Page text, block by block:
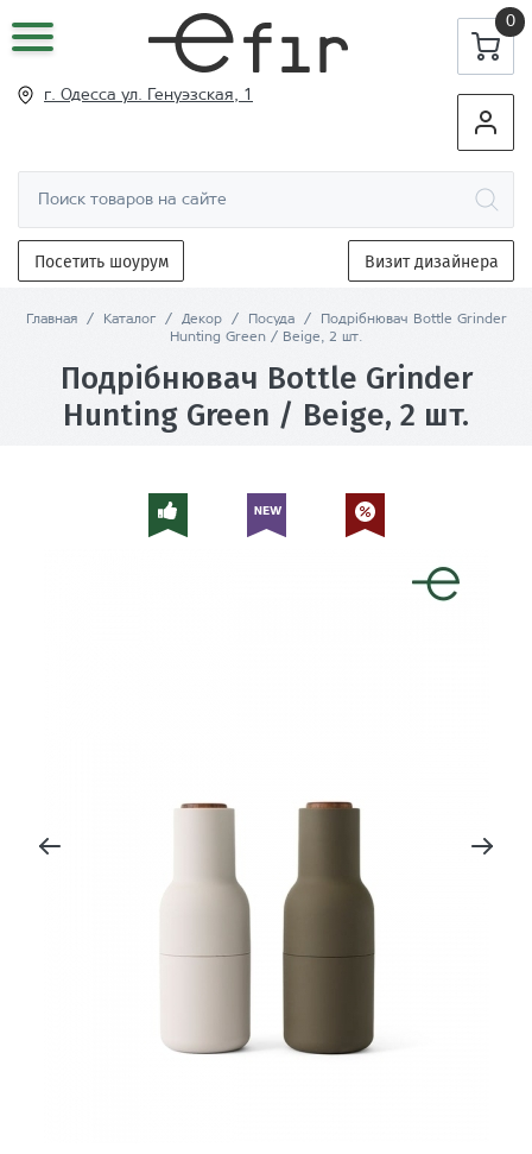
0
г. Одесса ул. Генуэзская, 1
Посетить шоурум Визит дизайнера
Главная / Каталог / Декор / Посуда /
Подрібнювач Bottle Grinder
Hunting Green / Beige, 2 шт.
Подрібнювач Bottle Grinder
Hunting Green / Beige, 2 шт.